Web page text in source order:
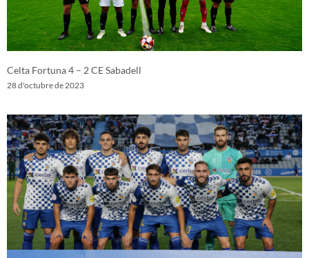
Celta Fortuna 4 – 2 CE Sabadell
28 d'octubre de 2023